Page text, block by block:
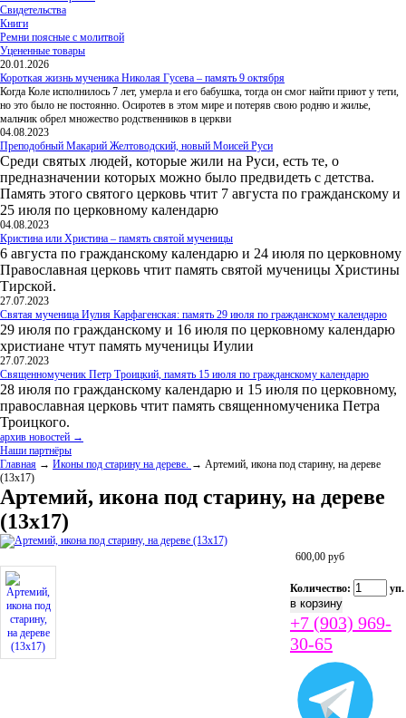
Свидетельства
Книги
Ремни поясные с молитвой
Уцененные товары
20.01.2026
Короткая жизнь мученика Николая Гусева – память 9 октября
Когда Коле исполнилось 7 лет, умерла и его бабушка, тогда он смог найти приют у тети,
но это было не постоянно. Осиротев в этом мире и потеряв свою родню и жилье,
мальчик обрел множество родственников в церкви
04.08.2023
Преподобный Макарий Желтоводский, новый Моисей Руси
Среди святых людей, которые жили на Руси, есть те, о
предназначении которых можно было предвидеть с детства.
Память этого святого церковь чтит 7 августа по гражданскому и
25 июля по церковному календарю
04.08.2023
Кристина или Христина – память святой мученицы
6 августа по гражданскому календарю и 24 июля по церковному
Православная церковь чтит память святой мученицы Христины
Тирской.
27.07.2023
Святая мученица Иулия Карфагенская: память 29 июля по гражданскому календарю
29 июля по гражданскому и 16 июля по церковному календарю
христиане чтут память мученицы Иулии
27.07.2023
Священномученик Петр Троицкий, память 15 июля по гражданскому календарю
28 июля по гражданскому календарю и 15 июля по церковному,
православная церковь чтит память священномученика Петра
Троицкого.
архив новостей →
Наши партнёры
Главная → Иконы под старину на дереве. → Артемий, икона под старину, на дереве
(13х17)
Артемий, икона под старину, на дереве
(13х17)
600,00 руб
Количество: уп.
+7 (903) 969-
30-65